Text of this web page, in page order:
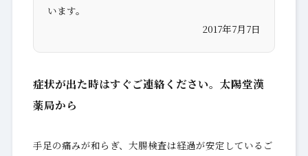
います。
2017年7月7日
症状が出た時はすぐご連絡ください。太陽堂漢
薬局から
手足の痛みが和らぎ、大腸検査は経過が安定しているご